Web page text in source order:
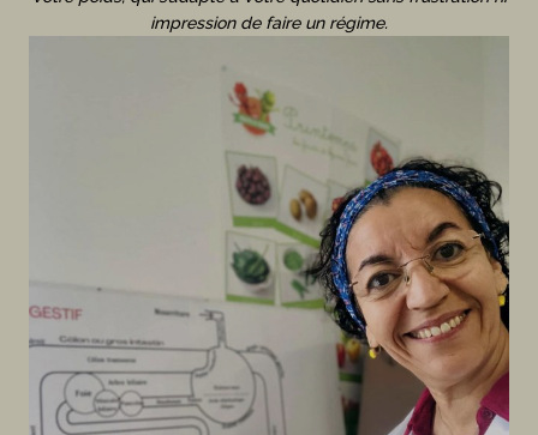
impression de faire un régime.